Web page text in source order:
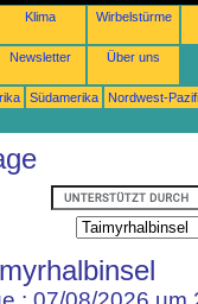
Klima Wirbelstürme
Newsletter Über uns
Südamerika
Nordwest-